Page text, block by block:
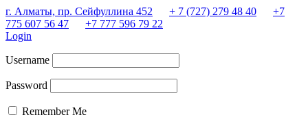
г. Алматы, пр. Сейфуллина 452 + 7 (727) 279 48 40
+7
775 607 56 47
+7 777 596 79 22
Login
Username
Password
Remember Me